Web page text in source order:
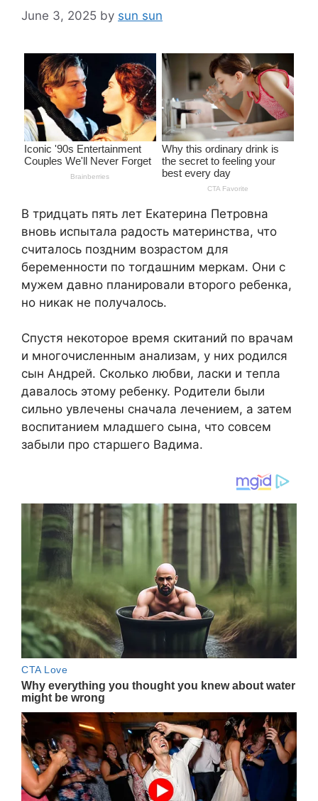
June 3, 2025 by sun sun
В тридцать пять лет Екатерина Петровна
вновь испытала радость материнства, что
считалось поздним возрастом для
беременности по тогдашним меркам. Они с
мужем давно планировали второго ребенка,
но никак не получалось.
Спустя некоторое время скитаний по врачам
и многочисленным анализам, у них родился
сын Андрей. Сколько любви, ласки и тепла
давалось этому ребенку. Родители были
сильно увлечены сначала лечением, а затем
воспитанием младшего сына, что совсем
забыли про старшего Вадима.